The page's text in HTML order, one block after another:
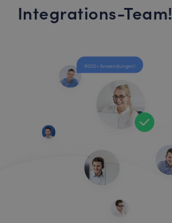
Integrations-Team!
9000+ Anwendungen!